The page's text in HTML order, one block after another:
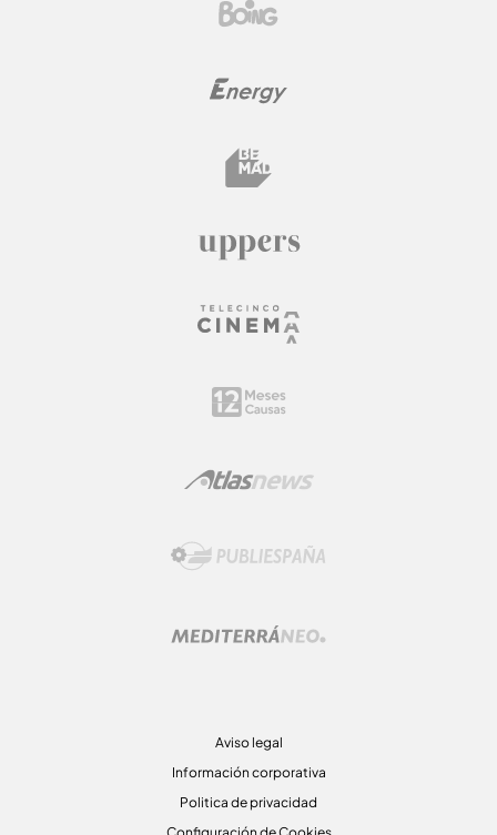
Aviso legal
Información corporativa
Politica de privacidad